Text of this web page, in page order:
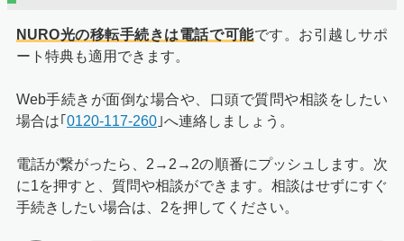
NURO光の移転手続きは電話で可能です。お引越しサポ
ート特典も適用できます。
Web手続きが面倒な場合や、口頭で質問や相談をしたい
場合は｢ 0120-117-260 ｣へ連絡しましょう。
電話が繋がったら、2→2→2の順番にプッシュします。次
に1を押すと、質問や相談ができます。相談はせずにすぐ
手続きしたい場合は、2を押してください。